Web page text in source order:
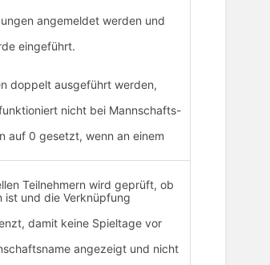
angemeldet werden und
eingeführt.
doppelt ausgeführt werden,
nicht bei Mannschafts-
auf 0 gesetzt, wenn an einem
Teilnehmern wird geprüft, ob
ist und die Verknüpfung
damit keine Spieltage vor
angezeigt und nicht